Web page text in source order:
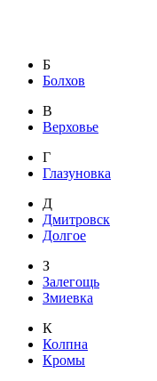
Б
Болхов
В
Верховье
Г
Глазуновка
Д
Дмитровск
Долгое
З
Залегощь
Змиевка
К
Колпна
Кромы